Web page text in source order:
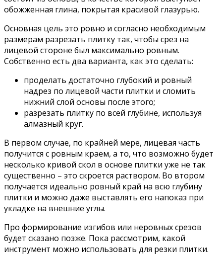
обожженная глина, покрытая красивой глазурью.
Основная цель это ровно и согласно необходимым
размерам разрезать плитку так, чтобы срез на
лицевой стороне был максимально ровным.
Собственно есть два варианта, как это сделать:
проделать достаточно глубокий и ровный
надрез по лицевой части плитки и сломить
нижний слой основы после этого;
разрезать плитку по всей глубине, используя
алмазный круг.
В первом случае, по крайней мере, лицевая часть
получится с ровным краем, а то, что возможно будет
несколько кривой скол в основе плитки уже не так
существенно – это скроется раствором. Во втором
получается идеально ровный край на всю глубину
плитки и можно даже выставлять его напоказ при
укладке на внешние углы.
Про формирование изгибов или неровных срезов
будет сказано позже. Пока рассмотрим, какой
инструмент можно использовать для резки плитки.